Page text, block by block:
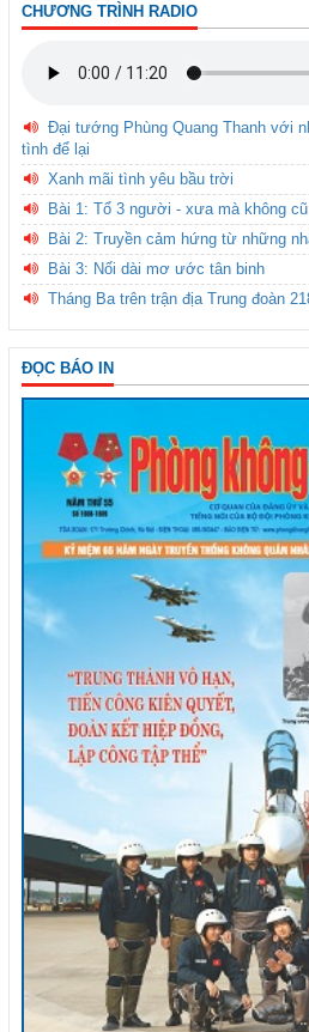
CHƯƠNG TRÌNH RADIO
Đại tướng Phùng Quang Thanh với
tình để lại
Xanh mãi tình yêu bầu trời
Bài 1: Tổ 3 người - xưa mà không cũ
Bài 2: Truyền cảm hứng từ những
Bài 3: Nối dài mơ ước tân binh
Tháng Ba trên trận địa Trung đoàn
ĐỌC BÁO IN